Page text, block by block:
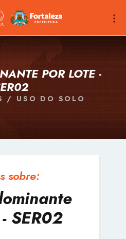
POR LOTE -
/ USO DO SOLO
sobre:
SER02